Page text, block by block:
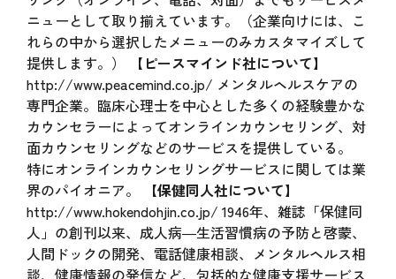
ニューとして取り揃えています。（企業向けには、こ
れらの中から選択したメニューのみカスタマイズして
提供します。）
【ピースマインド社について】
http://www.peacemind.co.jp/ メンタルヘルスケアの
専門企業。臨床心理士を中心とした多くの経験豊かな
カウンセラーによってオンラインカウンセリング、対
面カウンセリングなどのサービスを提供している。
特にオンラインカウンセリングサービスに関しては業
界のパイオニア。
【保健同人社について】
http://www.hokendohjin.co.jp/ 1946年、雑誌「保健同
人」の創刊以来、成人病―生活習慣病の予防と啓蒙、
人間ドックの開発、電話健康相談、メンタルヘルス相
談、健康情報の発信など、包括的な健康支援サービス